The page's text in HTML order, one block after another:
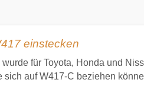
einstecken
für Toyota, Honda und
sich auf W417-C beziehen